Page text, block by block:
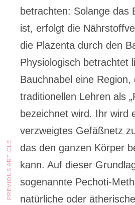
betrachten: Solange das
ist, erfolgt die
die Plazenta durch den
Physiologisch betrachtet
Bauchnabel eine Region,
traditionellen Lehren als
bezeichnet wird. Ihr wird
verzweigtes Gefäßnetz
das den ganzen Körper
kann. Auf dieser
sogenannte Pechoti-
natürliche oder
PREVIOUS ARTICLE